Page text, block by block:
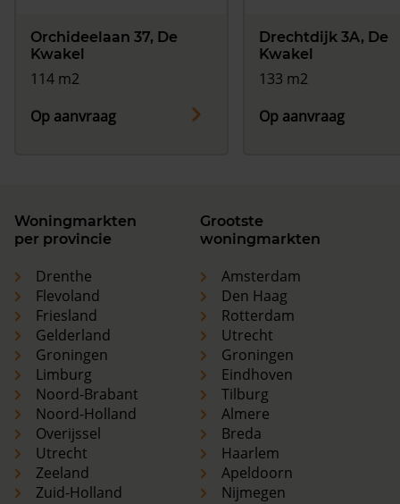
Orchideelaan 37, De
Kwakel
114 m2
Op aanvraag
Drechtdijk 3A, De
Kwakel
133 m2
Op aanvraag
Woningmarkten
per provincie
Drenthe
Flevoland
Friesland
Gelderland
Groningen
Limburg
Noord-Brabant
Noord-Holland
Overijssel
Utrecht
Zeeland
Zuid-Holland
Grootste
woningmarkten
Amsterdam
Den Haag
Rotterdam
Utrecht
Groningen
Eindhoven
Tilburg
Almere
Breda
Haarlem
Apeldoorn
Nijmegen